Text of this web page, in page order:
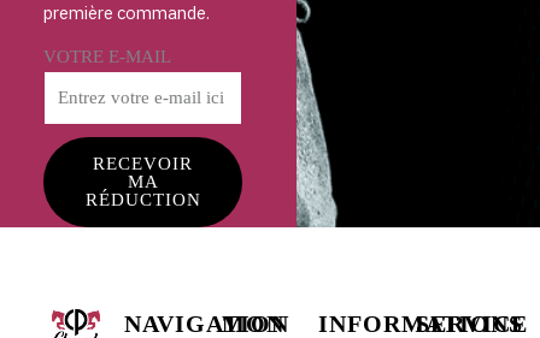
première commande.
VOTRE E-MAIL
RECEVOIR
MA
RÉDUCTION
NAVIGATION
MON
INFORMATIONS
SERVICE